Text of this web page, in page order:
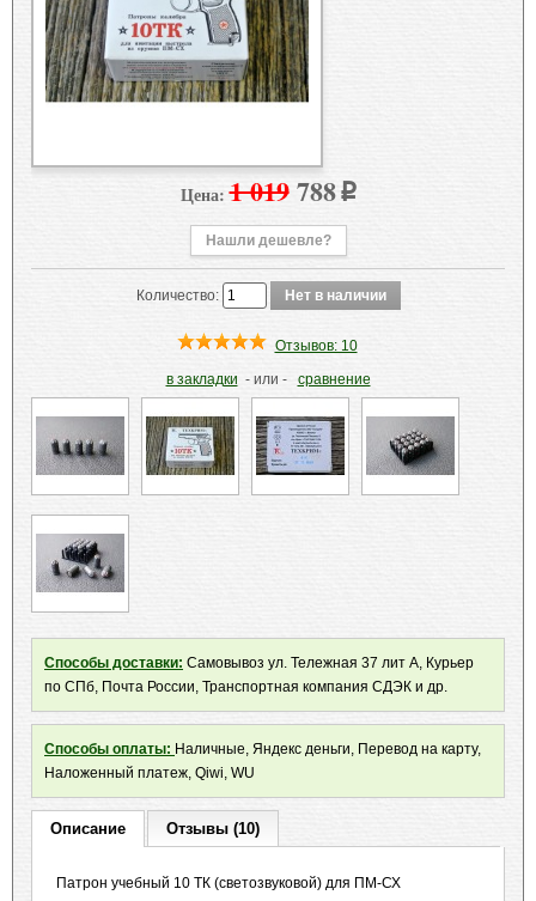
Цена: 1 019788p
Нашли дешевле?
Количество:
Отзывов: 10
в закладки - или - сравнение
Способы доставки: Самовывоз ул. Тележная 37 лит А, Курьер
по СПб, Почта России, Транспортная компания СДЭК и др.
Способы оплаты: Наличные, Яндекс деньги, Перевод на карту,
Наложенный платеж, Qiwi, WU
Описание Отзывы (10)
Патрон учебный 10 ТК (светозвуковой) для ПМ-СХ